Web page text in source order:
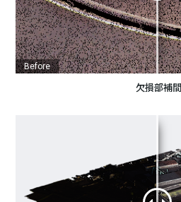
Before
欠損部補間